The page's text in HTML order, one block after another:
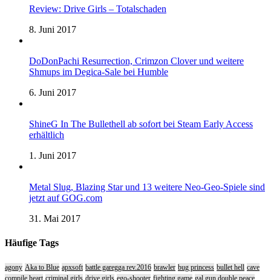
Review: Drive Girls – Totalschaden
8. Juni 2017
DoDonPachi Resurrection, Crimzon Clover und weitere
Shmups im Degica-Sale bei Humble
6. Juni 2017
ShineG In The Bullethell ab sofort bei Steam Early Access
erhältlich
1. Juni 2017
Metal Slug, Blazing Star und 13 weitere Neo-Geo-Spiele sind
jetzt auf GOG.com
31. Mai 2017
Häufige Tags
agony Aka to Blue apxsoft battle garegga rev.2016 brawler bug princess bullet hell cave
compile heart criminal girls drive girls ego-shooter fighting game gal gun double peace